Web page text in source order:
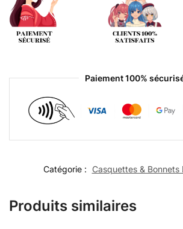
Paiement 100%
Catégorie : Casquettes & Bonnets
Produits similaires